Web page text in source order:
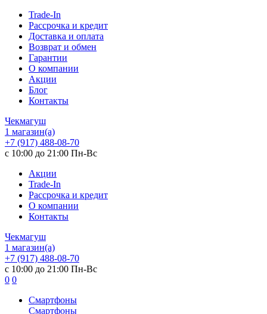
Trade-In
Рассрочка и кредит
Доставка и оплата
Возврат и обмен
Гарантии
О компании
Акции
Блог
Контакты
Чекмагуш
1 магазин(а)
+7 (917) 488-08-70
с 10:00 до 21:00 Пн-Вс
Акции
Trade-In
Рассрочка и кредит
О компании
Контакты
Чекмагуш
1 магазин(а)
+7 (917) 488-08-70
с 10:00 до 21:00 Пн-Вс
0 0
Смартфоны
Смартфоны